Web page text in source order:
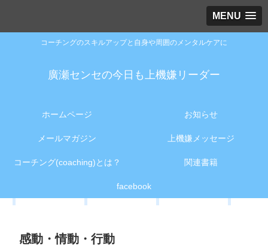
MENU
コーチングのスキルアップと自身や周囲のメンタルケアに
廣瀬センセの今日も上機嫌リーダー
ホームページ お知らせ
メールマガジン 上機嫌メッセージ
コーチング(coaching)とは？ 関連書籍
facebook
感動・情動・行動